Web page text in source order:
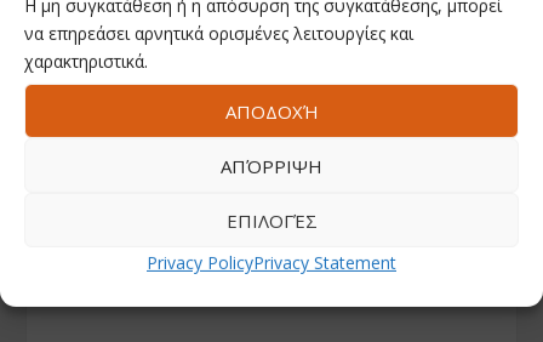
Η μη συγκατάθεση ή η απόσυρση της συγκατάθεσης, μπορεί
να επηρεάσει αρνητικά ορισμένες λειτουργίες και
χαρακτηριστικά.
ΑΠΟΔΟΧΉ
ΑΠΌΡΡΙΨΗ
ΕΠΙΛΟΓΈΣ
Privacy PolicyPrivacy Statement